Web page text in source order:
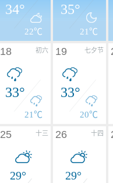
34°
22℃
35°
21℃
初六
18
33°
21℃
七夕节
19
33°
20℃
十三
25
29°
十四
26
29°